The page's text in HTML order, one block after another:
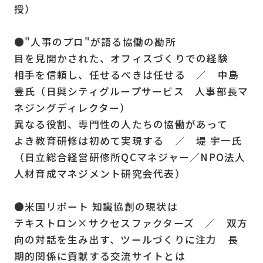
授）
●"人事のプロ"が語る協働の勘所
目を見開かされた、オフィスづくりでの経験
相手を信頼し、任せるべきは任せる ／ 中島
豊氏（日興シティグループサービス 人事部長マ
ネジングディレクター）
異なる役割、専門性の人たちの協働があって
よき教育研修は初めて実現する ／ 堤 宇一氏
（日立総合経営研修所QCマネジャー／NPO法人
人材育成マネジメント研究会代表）
●米国リポート 知識協創の現状は
テキストロン×サクセスファクターズ ／ 双方
向の対話を生み出す、ツールづくりに注力 長
期的関係に貢献する交流サイトとは